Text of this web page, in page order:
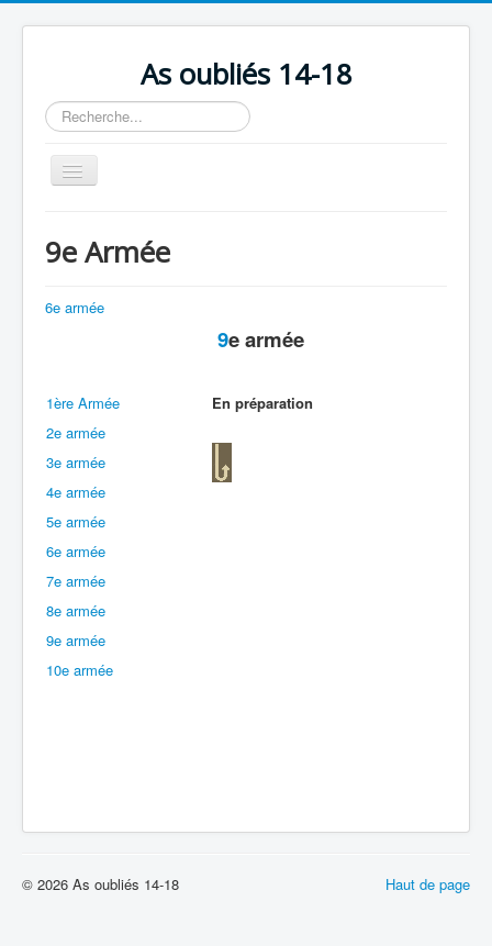
As oubliés 14-18
Rechercher
Basculer
la
Chronologie
Escadrilles
Personnels
Doctrines
Batailles
Les As
9e Armée
6e armée
9e armée
1ère Armée
2e armée
3e armée
4e armée
5e armée
6e armée
7e armée
8e armée
9e armée
10e armée
En préparation
Haut de page
© 2026 As oubliés 14-18